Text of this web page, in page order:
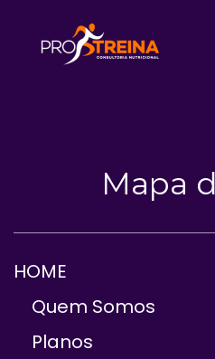
Mapa
HOME
Quem Somos
Planos